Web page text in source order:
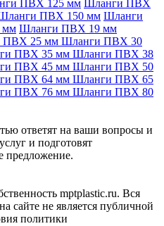
ПВХ 125 мм Шланги ПВХ
ПВХ 150 мм Шланги
мм Шланги ПВХ 19 мм
ПВХ 25 мм Шланги ПВХ 30
ПВХ 35 мм Шланги ПВХ 38
ПВХ 45 мм Шланги ПВХ 50
ПВХ 64 мм Шланги ПВХ 65
ПВХ 76 мм Шланги ПВХ 80
ответят на ваши вопросы и
и подготовят
предложение.
mptplastic.ru. Вся
сайте не является публичной
политики